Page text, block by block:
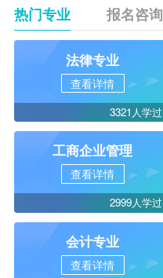
热门专业 报名咨询
法律专业
查看详情
3321人学过
工商企业管理
查看详情
2999人学过
会计专业
查看详情